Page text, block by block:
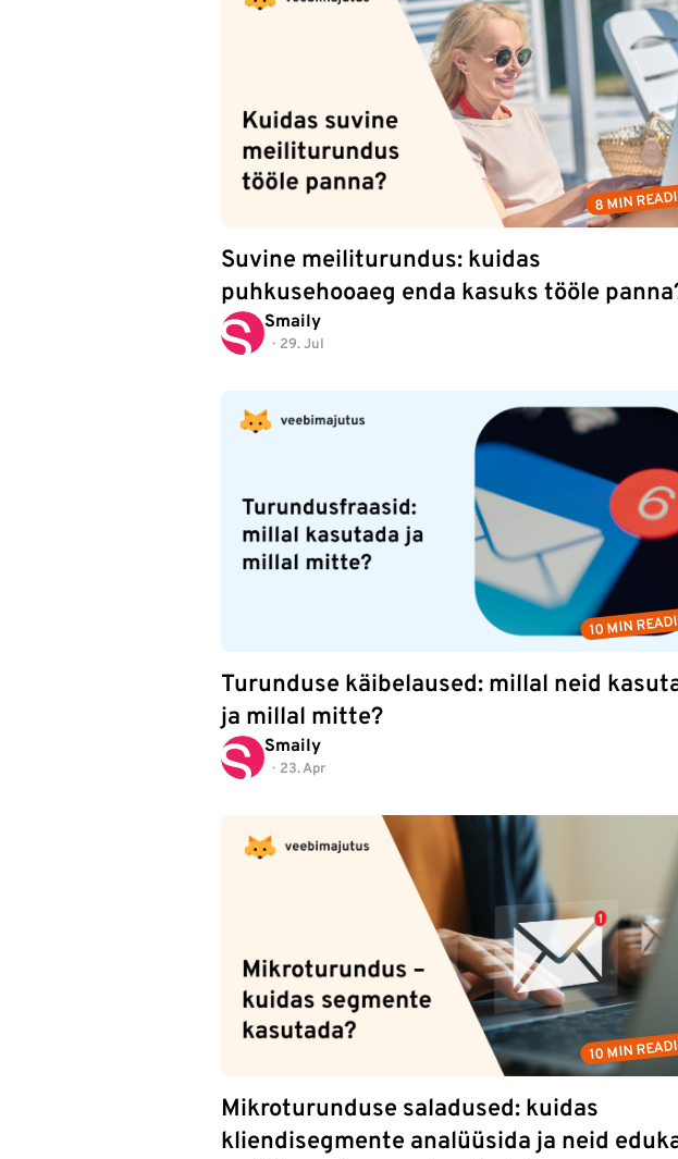
8 MIN
Suvine meiliturundus: kuidas
puhkusehooaeg enda kasuks tööle
Smaily
29. Jul
10 MIN
Turunduse käibelaused: millal neid
ja millal mitte?
Smaily
23. Apr
10 MIN
Mikroturunduse saladused: kuidas
kliendisegmente analüüsida ja neid